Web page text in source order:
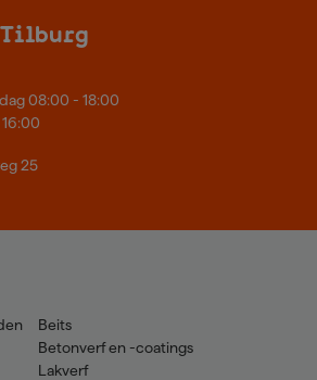
Tilburg
08:00 - 18:00
25
Beits
Betonverf en -coatings
Lakverf